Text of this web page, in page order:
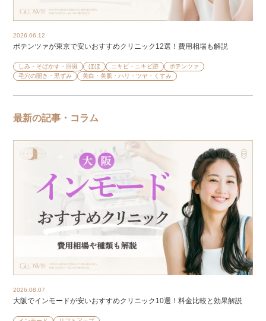
2026.06.12
ポテンツァが東京で安いおすすめクリニック12選！費用相場も解説
しみ・そばかす・肝斑 ほほ ニキビ・ニキビ跡
ポテンツァ
毛穴の開き・黒ずみ
美白・美肌・ハリ・ツヤ・くすみ
最新の記事・コラム
2026.08.07
大阪でインモードが安いおすすめクリニック10選！料金比較と効果解説